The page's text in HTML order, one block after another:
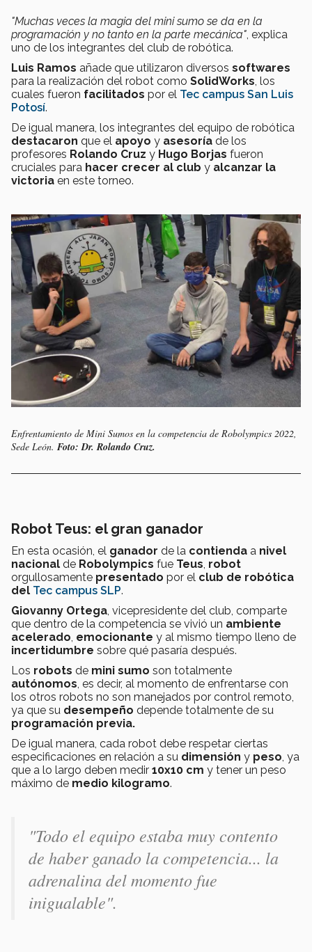
"Muchas veces la magia del mini sumo se da en la
programación y no tanto en la parte mecánica", explica
uno de los integrantes del club de robótica.
Luis Ramos añade que utilizaron diversos softwares
para la realización del robot como SolidWorks, los
cuales fueron facilitados por el Tec campus San Luis
Potosí.
De igual manera, los integrantes del equipo de robótica
destacaron que el apoyo y asesoría de los
profesores Rolando Cruz y Hugo Borjas fueron
cruciales para hacer crecer al club y alcanzar la
victoria en este torneo.
Enfrentamiento de Mini Sumos en la competencia de Robolympics 2022,
Sede León. Foto: Dr. Rolando Cruz.
Robot Teus: el gran ganador
En esta ocasión, el ganador de la contienda a nivel
nacional de Robolympics fue Teus, robot
orgullosamente presentado por el club de robótica
del Tec campus SLP.
Giovanny Ortega, vicepresidente del club, comparte
que dentro de la competencia se vivió un ambiente
acelerado, emocionante y al mismo tiempo lleno de
incertidumbre sobre qué pasaría después.
Los robots de mini sumo son totalmente
autónomos, es decir, al momento de enfrentarse con
los otros robots no son manejados por control remoto,
ya que su desempeño depende totalmente de su
programación previa.
De igual manera, cada robot debe respetar ciertas
especificaciones en relación a su dimensión y peso, ya
que a lo largo deben medir 10x10 cm y tener un peso
máximo de medio kilogramo.
"Todo el equipo estaba muy contento
de haber ganado la competencia... la
adrenalina del momento fue
inigualable".